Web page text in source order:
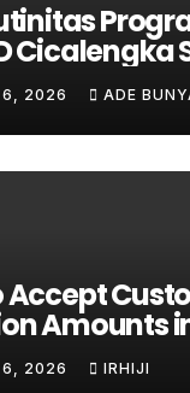
Cicalengka
Sunatan
6, 2026 ADE
Accept
Amounts
with Stripe
6, 2026 IRHIJI